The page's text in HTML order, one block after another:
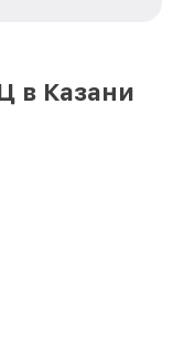
доверия
в Казани